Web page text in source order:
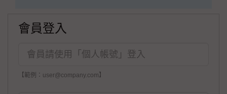
會員登入
【範例：user@company.com】